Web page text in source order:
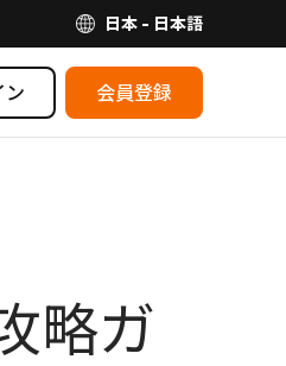
日本 - 日本語
ン 会員登録
略ガ